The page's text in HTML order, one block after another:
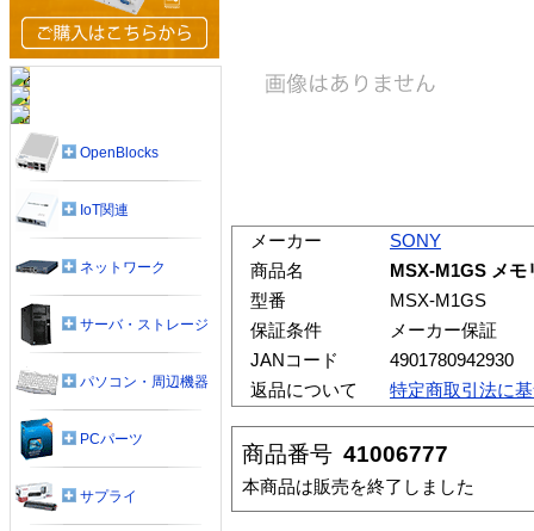
メーカー
SONY
商品名
MSX-M1GS メ
型番
MSX-M1GS
保証条件
メーカー保証
JANコード
4901780942930
返品について
特定商取引法に
商品番号 41006777
本商品は販売を終了しました
OpenBlocks
IoT関連
ネットワーク
サーバ・ストレージ
パソコン・周辺機器
PCパーツ
サプライ